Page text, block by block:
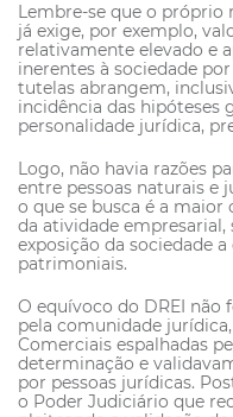
Lembre-se que o
já exige, por exemplo,
relativamente elevado e
inerentes à sociedade
tutelas abrangem,
incidência das hipóteses
personalidade jurídica,
Logo, não havia razões
entre pessoas naturais e
o que se busca é a maior
da atividade
exposição da sociedade
patrimoniais.
O equívoco do DREI
pela comunidade
Comerciais espalhadas
determinação e
por pessoas jurídicas.
o Poder Judiciário que